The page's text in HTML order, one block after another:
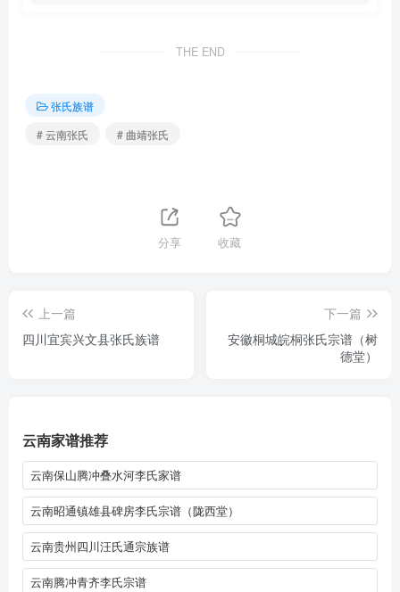
THE END
张氏族谱
# 云南张氏
# 曲靖张氏
分享 收藏
上一篇
四川宜宾兴文县张氏族谱
下一篇
安徽桐城皖桐张氏宗谱（树
德堂）
云南家谱推荐
云南保山腾冲叠水河李氏家谱
云南昭通镇雄县碑房李氏宗谱（陇西堂）
云南贵州四川汪氏通宗族谱
云南腾冲青齐李氏宗谱